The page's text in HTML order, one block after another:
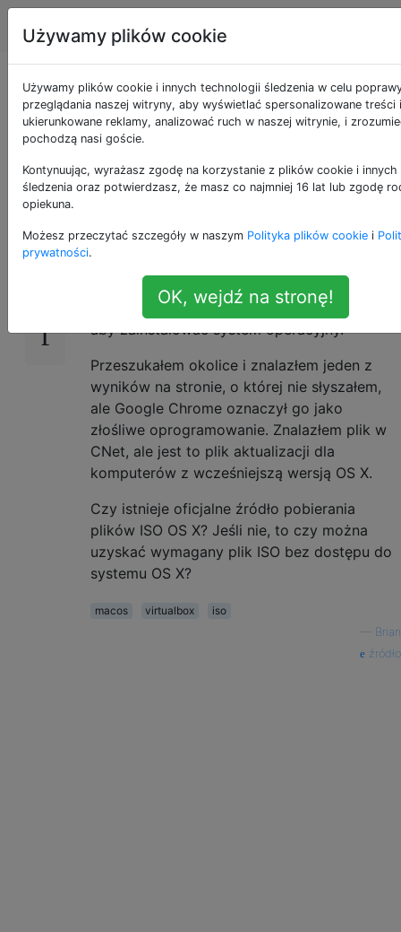
Apple Tagi
Oficjalny sposób na
uzyskanie pliku ISO
OS X
81
Próbuję zainstalować OS X Mavericks w
zainstalowany VirtualBox i skonfigurowaną
maszynę wirtualną, ale potrzebuję pliku ISO,
aby zainstalować system operacyjny.
Przeszukałem okolice i znalazłem jeden z
wyników na stronie, o której nie słyszałem,
ale Google Chrome oznaczył go jako
złośliwe oprogramowanie. Znalazłem plik w
CNet, ale jest to plik aktualizacji dla
komputerów z wcześniejszą wersją OS X.
Czy istnieje oficjalne źródło pobierania
plików ISO OS X? Jeśli nie, to czy można
uzyskać wymagany plik ISO bez dostępu do
systemu OS X?
macos virtualbox
iso
Brian
źródło
Używamy plików cookie
Używamy plików cookie i innych technologii śledzenia w celu
przeglądania naszej witryny, aby wyświetlać spersonalizowane treści i
ukierunkowane reklamy, analizować ruch w naszej witrynie, i
pochodzą nasi goście.
Kontynuując, wyrażasz zgodę na korzystanie z plików cookie i
śledzenia oraz potwierdzasz, że masz co najmniej 16 lat lub zgodę
opiekuna.
Możesz przeczytać szczegóły w naszym Polityka plików cookie i
prywatności.
OK, wejdź na stronę!